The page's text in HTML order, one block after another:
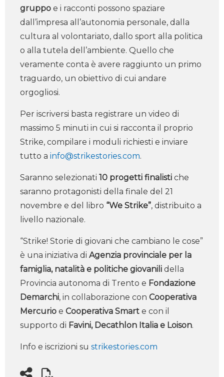
gruppo e i racconti possono spaziare
dall’impresa all’autonomia personale, dalla
cultura al volontariato, dallo sport alla politica
o alla tutela dell’ambiente. Quello che
veramente conta è avere raggiunto un primo
traguardo, un obiettivo di cui andare
orgogliosi.
Per iscriversi basta registrare un video di
massimo 5 minuti in cui si racconta il proprio
Strike, compilare i moduli richiesti e inviare
tutto a info@strikestories.com.
Saranno selezionati 10 progetti finalisti che
saranno protagonisti della finale del 21
novembre e del libro “We Strike”, distribuito a
livello nazionale.
“Strike! Storie di giovani che cambiano le cose”
è una iniziativa di Agenzia provinciale per la
famiglia, natalità e politiche giovanili della
Provincia autonoma di Trento e Fondazione
Demarchi, in collaborazione con Cooperativa
Mercurio e Cooperativa Smart e con il
supporto di Favini, Decathlon Italia e Loison.
Info e iscrizioni su strikestories.com